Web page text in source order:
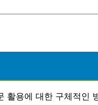
활용에 대한 구체적인